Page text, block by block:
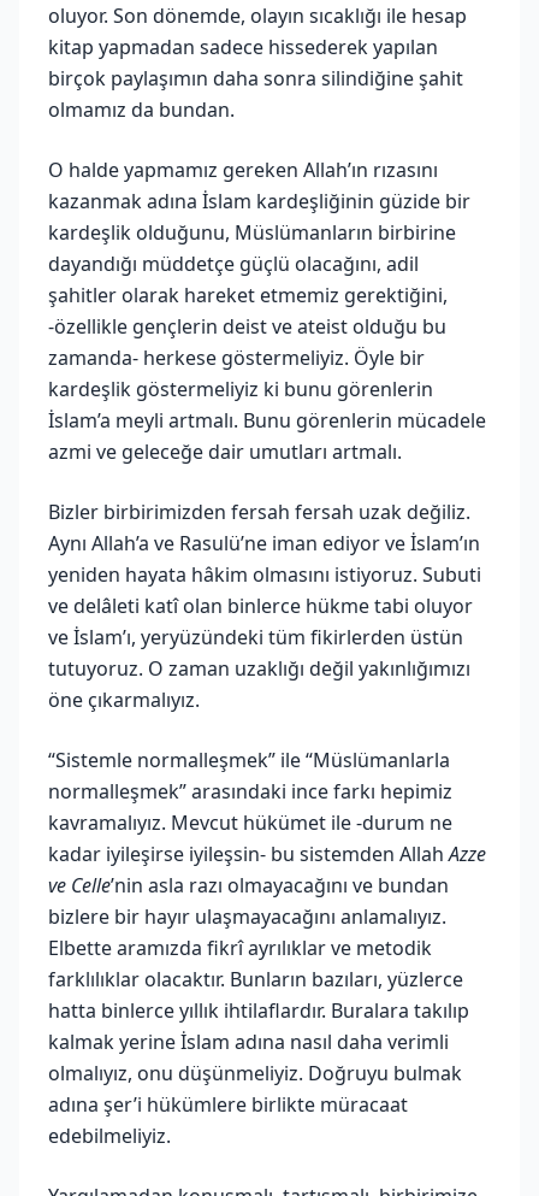
oluyor. Son dönemde, olayın sıcaklığı ile hesap
kitap yapmadan sadece hissederek yapılan
birçok paylaşımın daha sonra silindiğine şahit
olmamız da bundan.
O halde yapmamız gereken Allah’ın rızasını
kazanmak adına İslam kardeşliğinin güzide bir
kardeşlik olduğunu, Müslümanların birbirine
dayandığı müddetçe güçlü olacağını, adil
şahitler olarak hareket etmemiz gerektiğini,
-özellikle gençlerin deist ve ateist olduğu bu
zamanda- herkese göstermeliyiz. Öyle bir
kardeşlik göstermeliyiz ki bunu görenlerin
İslam’a meyli artmalı. Bunu görenlerin mücadele
azmi ve geleceğe dair umutları artmalı.
Bizler birbirimizden fersah fersah uzak değiliz.
Aynı Allah’a ve Rasulü’ne iman ediyor ve İslam’ın
yeniden hayata hâkim olmasını istiyoruz. Subuti
ve delâleti katî olan binlerce hükme tabi oluyor
ve İslam’ı, yeryüzündeki tüm fikirlerden üstün
tutuyoruz. O zaman uzaklığı değil yakınlığımızı
öne çıkarmalıyız.
“Sistemle normalleşmek” ile “Müslümanlarla
normalleşmek” arasındaki ince farkı hepimiz
kavramalıyız. Mevcut hükümet ile -durum ne
kadar iyileşirse iyileşsin- bu sistemden AllahAzze
ve Celle’nin asla razı olmayacağını ve bundan
bizlere bir hayır ulaşmayacağını anlamalıyız.
Elbette aramızda fikrî ayrılıklar ve metodik
farklılıklar olacaktır. Bunların bazıları, yüzlerce
hatta binlerce yıllık ihtilaflardır. Buralara takılıp
kalmak yerine İslam adına nasıl daha verimli
olmalıyız, onu düşünmeliyiz. Doğruyu bulmak
adına şer’i hükümlere birlikte müracaat
edebilmeliyiz.